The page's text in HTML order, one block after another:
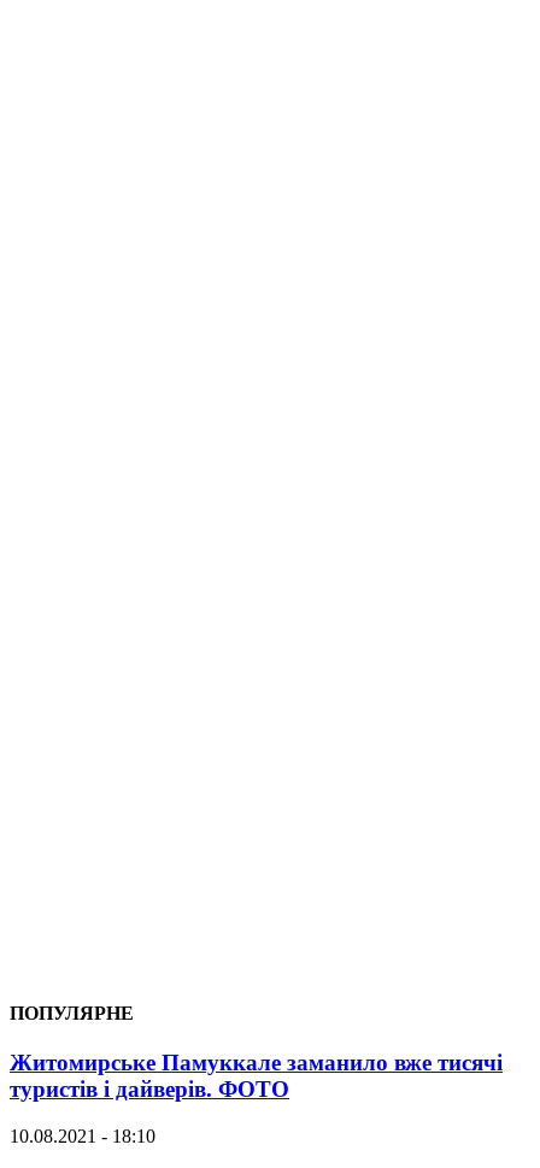
ПОПУЛЯРНЕ
Житомирське Памуккале заманило вже тисячі
туристів і дайверів. ФОТО
10.08.2021 - 18:10